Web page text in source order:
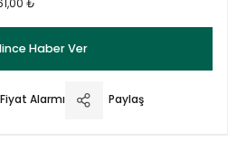
₺
Haber Ver
Fiyat Alarmı Paylaş